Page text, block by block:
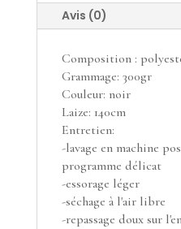
Avis (0)
Composition :
Grammage: 300gr
Couleur: noir
Laize: 140cm
Entretien:
-lavage en machine
programme délicat
-essorage léger
-séchage à l'air libre
-repassage doux sur